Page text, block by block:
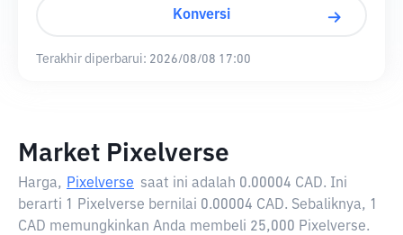
Konversi
Terakhir diperbarui: 2026/08/08 17:00
Market Pixelverse
Harga, Pixelverse saat ini adalah 0.00004 CAD. Ini
berarti 1 Pixelverse bernilai 0.00004 CAD. Sebaliknya, 1
CAD memungkinkan Anda membeli 25,000 Pixelverse.